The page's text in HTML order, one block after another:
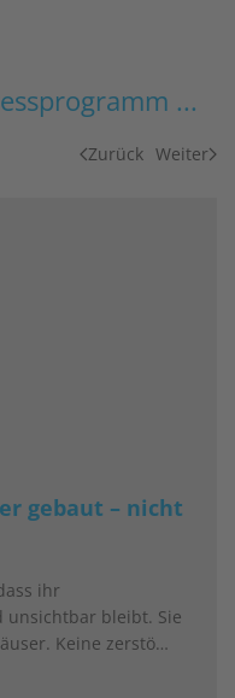
...
Zurück Weiter
gebaut – nicht
ihr
unsichtbar bleibt. Sie
Keine zerstö…